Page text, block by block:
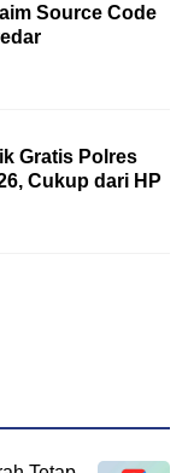
Source Code
Gratis Polres
Cukup dari HP